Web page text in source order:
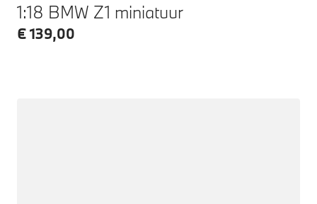
1:18 BMW Z1 miniatuur
€ 139,00